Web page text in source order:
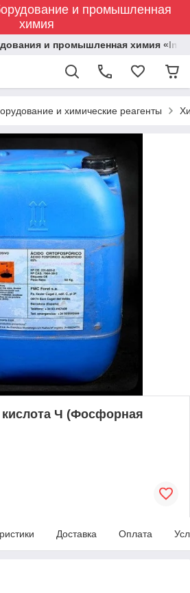
и промышленная
химия
и промышленная химия
и химические реагенты
Ч (Фосфорная
Доставка Оплата